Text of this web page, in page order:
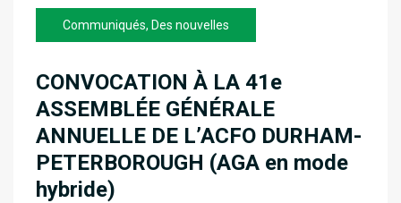
Communiqués, Des nouvelles
CONVOCATION À LA 41e
ASSEMBLÉE GÉNÉRALE
ANNUELLE DE L’ACFO DURHAM-
PETERBOROUGH (AGA en mode
hybride)